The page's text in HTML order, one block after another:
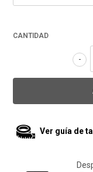
CANTIDAD
-
Ver guía de